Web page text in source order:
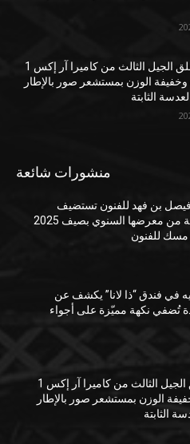
سوني تطلق الجيل الثالث من كاميرا آر إكس 1
وخفيفة الوزن بمستشعر صور بالإطار
الثابتة
منشورات شائعة
فيصل بن فهد للفنون تستضيف
النسخة الثالثة من معرضها السنوي بصيف 2025
مسك للفنون
في فندق “ذا لانا” يكشف عن
تُضفي نكهة مميّزة على أجواء
سوني تطلق الجيل الثالث من كاميرا آر إكس 1
الوزن بمستشعر صور بالإطار
الثابتة